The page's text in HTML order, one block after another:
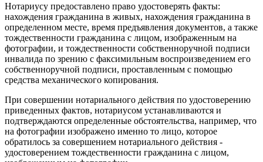
Нотариусу предоставлено право удостоверять факты:
нахождения гражданина в живых, нахождения гражданина в
определенном месте, время предъявления документов, а также
тождественности гражданина с лицом, изображенным на
фотографии, и тождественности собственноручной подписи
инвалида по зрению с факсимильным воспроизведением его
собственноручной подписи, проставленным с помощью
средства механического копирования.
При совершении нотариального действия по удостоверению
приведенных фактов, нотариусом устанавливаются и
подтверждаются определенные обстоятельства, например, что
на фотографии изображено именно то лицо, которое
обратилось за совершением нотариального действия -
удостоверением тождественности гражданина с лицом,